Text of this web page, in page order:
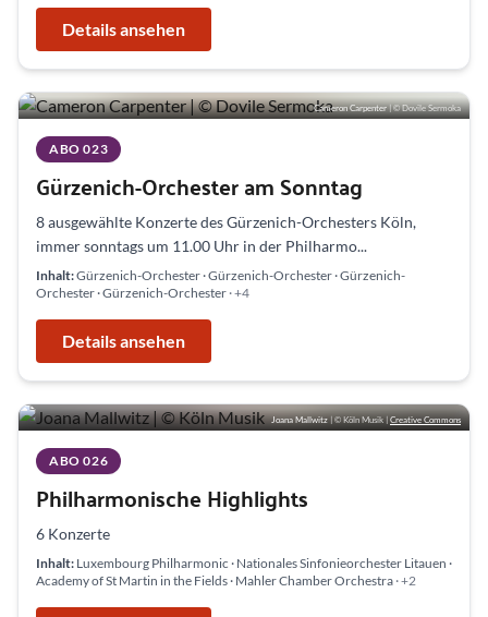
Details ansehen
Cameron Carpenter| © Dovile Sermoka
ABO 023
Gürzenich-Orchester am Sonntag
8 ausgewählte Konzerte des Gürzenich-Orchesters Köln,
immer sonntags um 11.00 Uhr in der Philharmo...
Inhalt:Gürzenich-Orchester · Gürzenich-Orchester · Gürzenich-
Orchester · Gürzenich-Orchester · +4
Details ansehen
Joana Mallwitz| © Köln Musik |Creative Commons
ABO 026
Philharmonische Highlights
6 Konzerte
Inhalt: Luxembourg Philharmonic · Nationales Sinfonieorchester Litauen ·
Academy of St Martin in the Fields · Mahler Chamber Orchestra · +2